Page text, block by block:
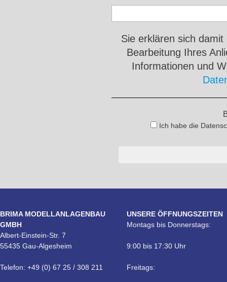
Sie erklären sich
Bearbeitung Ihres
Informationen und
Ich habe die
BRIMA MODELLANLAGENBAU
GMBH
Albert-Einstein-Str. 7
55435 Gau-Algesheim
Telefon: +49 (0) 67 25 / 308 211
UNSERE ÖFFNUNGSZEITEN
Montags bis Donnerstags:
9:00 bis 17:30 Uhr
Freitags: